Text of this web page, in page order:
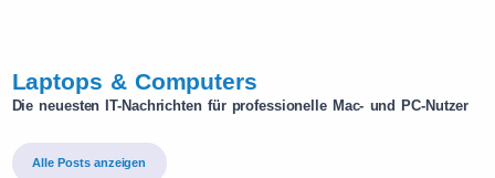
Laptops & Computers
Die neuesten IT-Nachrichten für professionelle Mac- und PC-Nutzer
Alle Posts anzeigen